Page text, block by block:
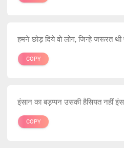
हमने छोड़ दिये वो लोग, जिन्हे जरूरत
COPY
इंसान का बड़प्पन उसकी हैसियत नहीं
COPY